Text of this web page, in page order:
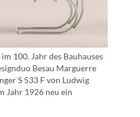
100. Jahr des Bauhauses
Besau Marguerre
S 533 F von Ludwig
Jahr 1926 neu ein